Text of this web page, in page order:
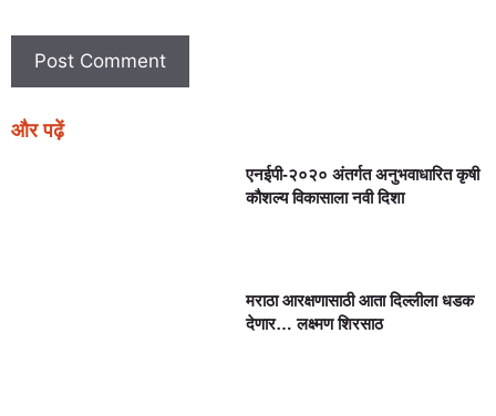
और पढ़ें
एनईपी-२०२० अंतर्गत अनुभवाधारित कृषी
कौशल्य विकासाला नवी दिशा
मराठा आरक्षणासाठी आता दिल्लीला धडक
देणार… लक्ष्मण शिरसाठ